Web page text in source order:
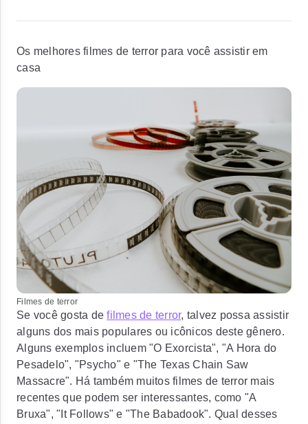
Os melhores filmes de terror para você assistir em
casa
Filmes de terror
Se você gosta defilmes de terror, talvez possa assistir
alguns dos mais populares ou icônicos deste gênero.
Alguns exemplos incluem "O Exorcista", "A Hora do
Pesadelo", "Psycho" e "The Texas Chain Saw
Massacre". Há também muitos filmes de terror mais
recentes que podem ser interessantes, como "A
Bruxa", "It Follows" e "The Babadook". Qual desses